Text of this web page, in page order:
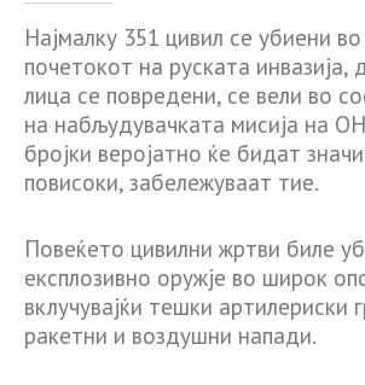
Најмалку 351 цивил се убиени
почетокот на руската инвазија,
лица се повредени, се вели во
на набљудувачката мисија на
бројки веројатно ќе бидат
повисоки, забележуваат тие.
Повеќето цивилни жртви биле
експлозивно оружје во широк
вклучувајќи тешки артилериски
ракетни и воздушни напади.